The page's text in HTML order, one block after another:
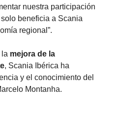
nuestra participación
beneficia a Scania
regional”.
mejora de la
, Scania Ibérica ha
y el conocimiento del
Montanha.